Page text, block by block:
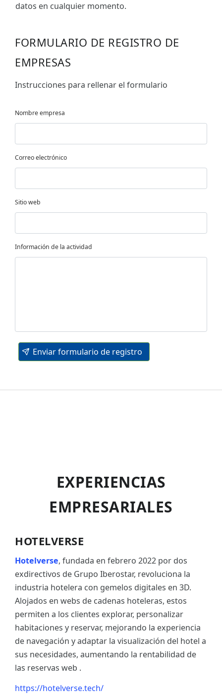
datos en cualquier momento.
FORMULARIO DE REGISTRO DE
EMPRESAS
Instrucciones para rellenar el formulario
Nombre empresa
Correo electrónico
Sitio web
Información de la actividad
Enviar formulario de registro
EXPERIENCIAS
EMPRESARIALES
HOTELVERSE
Hotelverse, fundada en febrero 2022 por dos
exdirectivos de Grupo Iberostar, revoluciona la
industria hotelera con gemelos digitales en 3D.
Alojados en webs de cadenas hoteleras, estos
permiten a los clientes explorar, personalizar
habitaciones y reservar, mejorando la experiencia
de navegación y adaptar la visualización del hotel a
sus necesidades, aumentando la rentabilidad de
las reservas web .
https://hotelverse.tech/